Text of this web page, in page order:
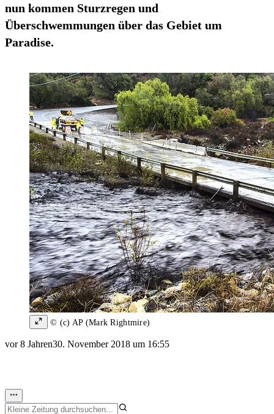
nun kommen Sturzregen und
Überschwemmungen über das Gebiet um
Paradise.
© (c) AP (Mark Rightmire)
vor 8 Jahren30. November 2018 um 16:55